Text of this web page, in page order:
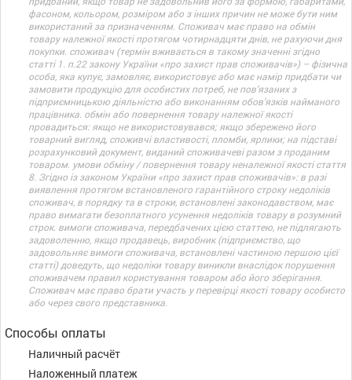
фасоном, кольором, розміром або з інших причин не може бути ним
використаний за призначенням. Споживач має право на обмін
товару належної якості протягом чотирнадцяти днів, не рахуючи дня
покупки. споживач (термін вживається в такому значенні згідно
статті 1. п.22 закону України «про захист прав споживачів») – фізична
особа, яка купує, замовляє, використовує або має намір придбати чи
замовити продукцію для особистих потреб, не пов’язаних з
підприємницькою діяльністю або виконанням обов’язків найманого
працівника. обмін або повернення товару належної якості
провадиться: якщо не використовувався; якщо збережено його
товарний вигляд, споживчі властивості, пломби, ярлики; на підставі
розрахунковий документ, виданий споживачеві разом з проданим
товаром. умови обміну / повернення товару неналежної якості стаття
8. Згідно із законом України «про захист прав споживачів»: в разі
виявлення протягом встановленого гарантійного строку недоліків
споживач, в порядку та в строки, встановлені законодавством, має
право вимагати безоплатного усунення недоліків товару в розумний
строк. вимоги споживача, передбачених цією статтею, не підлягають
задоволенню, якщо продавець, виробник (підприємство, що
задовольняє вимоги споживача, встановлені частиною першою цієї
статті) доведуть, що недоліки товару виникли внаслідок порушення
споживачем правил користування товаром або його зберігання.
Споживач має право брати участь у перевірці якості товару особисто
або через свого представника.
Способы оплаты
Наличный расчёт
Наложенный платеж